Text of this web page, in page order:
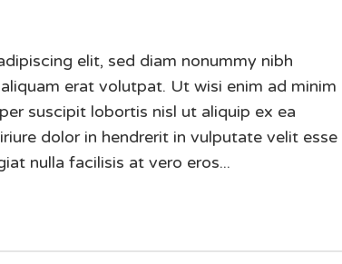
elit, sed diam nonummy nibh
erat volutpat. Ut wisi enim ad minim
suscipit lobortis nisl ut aliquip ex ea
dolor in hendrerit in vulputate velit esse
nulla facilisis at vero eros...